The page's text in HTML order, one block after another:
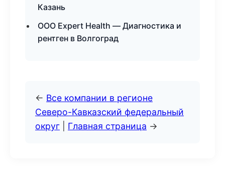
Казань
ООО Expert Health — Диагностика и
рентген в Волгоград
← Все компании в регионе
Северо-Кавказский федеральный
округ
Главная страница →